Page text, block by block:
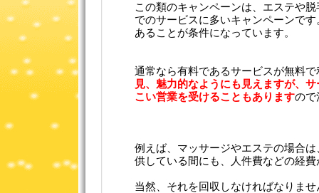
この類のキャンペーンは、エステや
でのサービスに多いキャンペーンで
あることが条件になっています。
通常なら有料であるサービスが無料
見、魅力的なようにも見えますが、
こい営業を受けることもありますので
例えば、マッサージやエステの場合
供している間にも、人件費などの経
当然、それを回収しなければなりま